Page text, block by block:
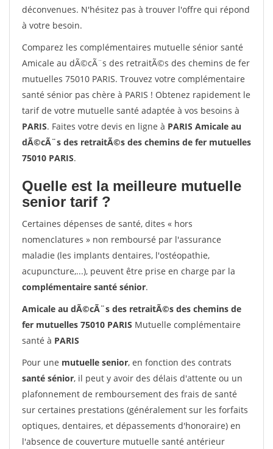
déconvenues. N'hésitez pas à trouver l'offre qui répond
à votre besoin.
Comparez les complémentaires mutuelle sénior santé
Amicale au dÃ©cÃ¨s des retraitÃ©s des chemins de fer
mutuelles 75010 PARIS. Trouvez votre complémentaire
santé sénior pas chère à PARIS ! Obtenez rapidement le
tarif de votre mutuelle santé adaptée à vos besoins à
PARIS. Faites votre devis en ligne à PARIS Amicale au
dÃ©cÃ¨s des retraitÃ©s des chemins de fer mutuelles
75010 PARIS.
Quelle est la meilleure mutuelle
senior tarif ?
Certaines dépenses de santé, dites « hors
nomenclatures » non remboursé par l'assurance
maladie (les implants dentaires, l'ostéopathie,
acupuncture,...), peuvent être prise en charge par la
complémentaire santé sénior.
Amicale au dÃ©cÃ¨s des retraitÃ©s des chemins de
fer mutuelles 75010 PARIS Mutuelle complémentaire
santé à PARIS
Pour une mutuelle senior, en fonction des contrats
santé sénior, il peut y avoir des délais d'attente ou un
plafonnement de remboursement des frais de santé
sur certaines prestations (généralement sur les forfaits
optiques, dentaires, et dépassements d'honoraire) en
l'absence de couverture mutuelle santé antérieur